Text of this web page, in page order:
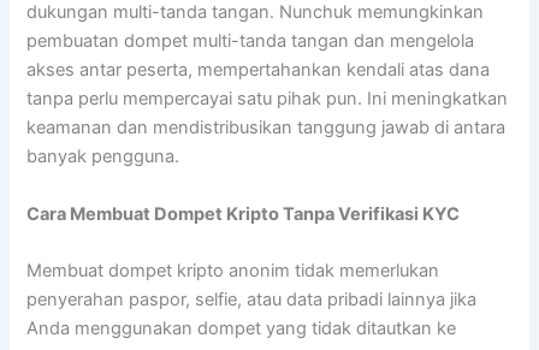
dukungan multi-tanda tangan. Nunchuk memungkinkan
pembuatan dompet multi-tanda tangan dan mengelola
akses antar peserta, mempertahankan kendali atas dana
tanpa perlu mempercayai satu pihak pun. Ini meningkatkan
keamanan dan mendistribusikan tanggung jawab di antara
banyak pengguna.
Cara Membuat Dompet Kripto Tanpa Verifikasi KYC
Membuat dompet kripto anonim tidak memerlukan
penyerahan paspor, selfie, atau data pribadi lainnya jika
Anda menggunakan dompet yang tidak ditautkan ke